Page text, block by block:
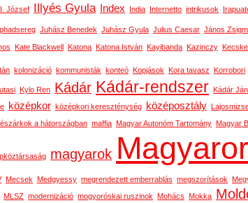
József Illyés Gyula Index India Internetto intrikusok
Juhász Benedek Juhász Gyula Julius Caesar János
Kate Blackwell Katona Katona István Kayibanda Kazinczy
kolonizáció kommunisták konteó Kopjások Kora tavasz Korrobori
Kylo Ren Kádár Kádár-rendszer Kádár
középkor középkori kereszténység középosztály
a hátországban maffia Magyar Autonóm Tartomány Magyar
magyarok
Mecsek Medgyessy megrendezett emberrablás megszorítások
MLSZ modernizáció mogyoróskai ruszinok Mohács Mokka